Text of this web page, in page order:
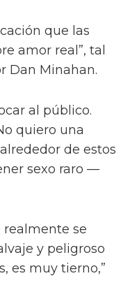
que las
amor real”, tal
Dan Minahan.
al público.
quiero una
de estos
sexo raro —
realmente se
y peligroso
es muy tierno,”